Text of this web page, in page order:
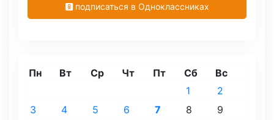
подписаться в Одноклассниках
Пн Вт Ср Чт Пт Сб Вс
1
2
3
4 5 6 7 8
9